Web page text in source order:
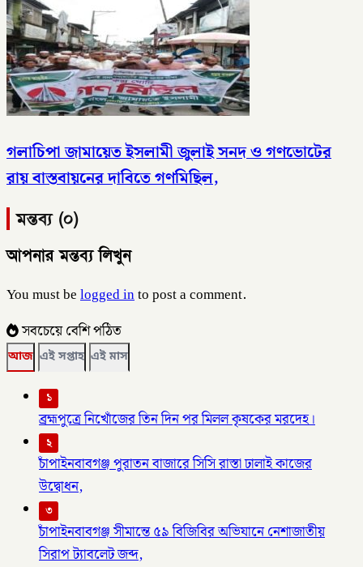
গলাচিপা জামায়েত ইসলামী জুলাই সনদ ও গণভোটের
রায় বাস্তবায়নের দাবিতে গণমিছিল,
মন্তব্য (০)
আপনার মন্তব্য লিখুন
You must belogged into post a comment.
সবচেয়ে বেশি পঠিত
আজ এই সপ্তাহ এই মাস
১
ব্রহ্মপুত্রে নিখোঁজের তিন দিন পর মিলল কৃষকের মরদেহ।
২
চাঁপাইনবাবগঞ্জ পুরাতন বাজারে সিসি রাস্তা ঢালাই কাজের
উদ্বোধন,
৩
চাঁপাইনবাবগঞ্জ সীমান্তে ৫৯ বিজিবির অভিযানে নেশাজাতীয়
সিরাপ ট্যাবলেট জব্দ,